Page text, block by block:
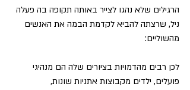
הרגילים שלא נהגו לצייר באותה תקופה בה פעלה
ניל, שרצתה להביא לקדמת הבמה את האנשים
מהשוליים:
לכן רבים מהדמויות בציורים שלה הם מנהיגי
פועלים, ילדים מקבוצות אתניות שונות,